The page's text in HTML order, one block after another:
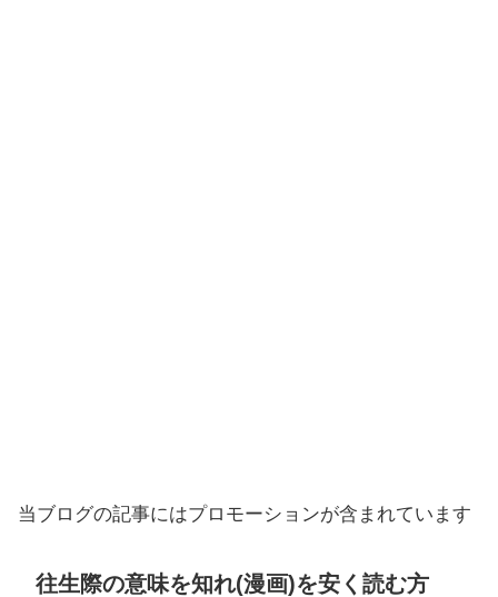
当ブログの記事にはプロモーションが含まれています
往生際の意味を知れ(漫画)を安く読む方